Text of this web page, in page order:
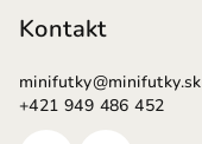
Kontakt
minifutky@minifutky.sk
+421 949 486 452